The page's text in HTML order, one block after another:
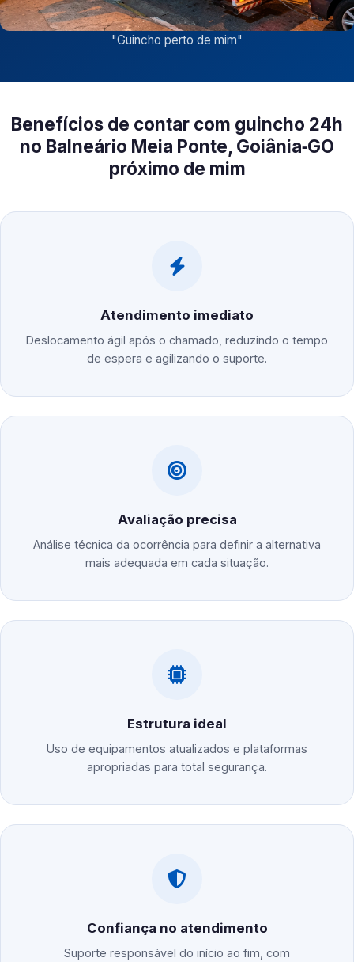
"Guincho perto de mim"
Benefícios de contar com guincho 24h
no Balneário Meia Ponte, Goiânia‑GO
próximo de mim
Atendimento imediato
Deslocamento ágil após o chamado, reduzindo o tempo
de espera e agilizando o suporte.
Avaliação precisa
Análise técnica da ocorrência para definir a alternativa
mais adequada em cada situação.
Estrutura ideal
Uso de equipamentos atualizados e plataformas
apropriadas para total segurança.
Confiança no atendimento
Suporte responsável do início ao fim, com